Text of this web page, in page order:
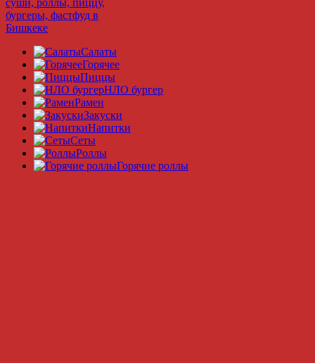
Салаты
Горячее
Пиццы
НЛО бургер
Рамeн
Закуски
Напитки
Сеты
Роллы
Горячие роллы